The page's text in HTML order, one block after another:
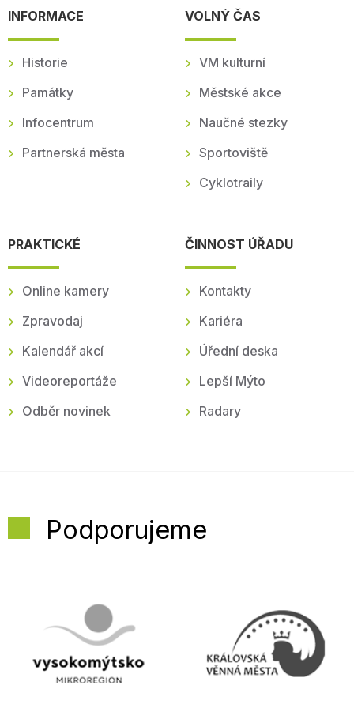
INFORMACE
Historie
Památky
Infocentrum
Partnerská města
VOLNÝ ČAS
VM kulturní
Městské akce
Naučné stezky
Sportoviště
Cyklotraily
PRAKTICKÉ
Online kamery
Zpravodaj
Kalendář akcí
Videoreportáže
Odběr novinek
ČINNOST ÚŘADU
Kontakty
Kariéra
Úřední deska
Lepší Mýto
Radary
Podporujeme